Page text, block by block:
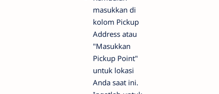
masukkan di
kolom Pickup
Address atau
"Masukkan
Pickup Point"
untuk lokasi
Anda saat ini.